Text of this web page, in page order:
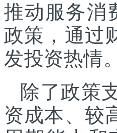
推动服务消
政策，通过
发投资热情。
除了政策
资成本、较